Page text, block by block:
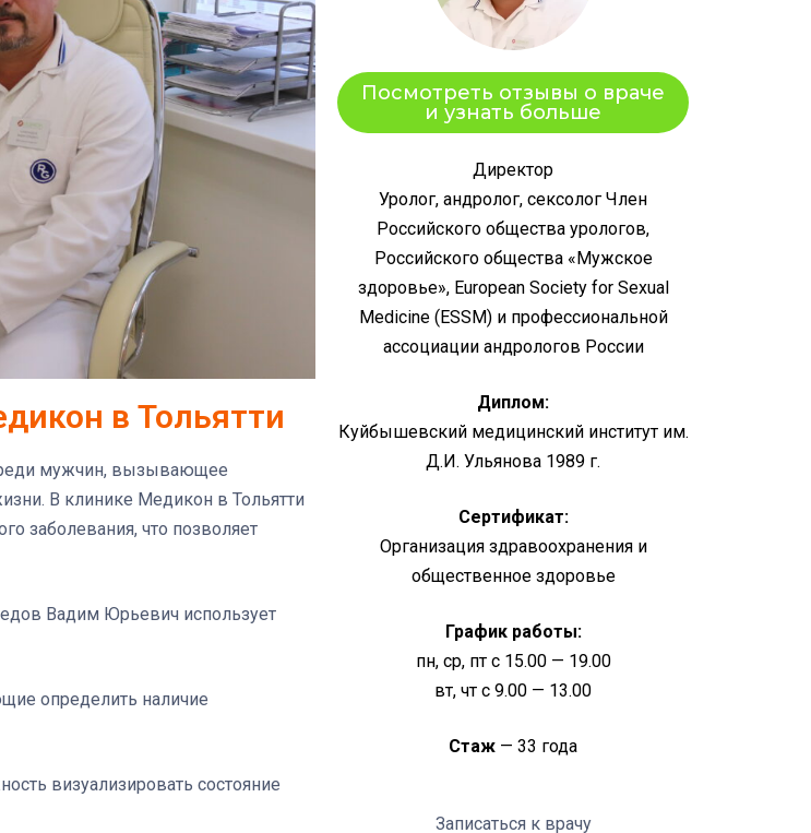
в Тольятти
мужчин, вызывающее
В клинике Медикон в Тольятти
заболевания, что позволяет
Вадим Юрьевич использует
определить наличие
визуализировать состояние
Посмотреть отзывы о враче
и узнать больше
Директор
Уролог, андролог, сексолог Член
Российского общества урологов,
Российского общества «Мужское
здоровье», European Society for Sexual
Medicine (ESSM) и профессиональной
ассоциации андрологов России
Диплом:
Куйбышевский медицинский институт им.
Д.И. Ульянова 1989 г.
Сертификат:
Организация здравоохранения и
общественное здоровье
График работы:
пн, ср, пт с 15.00 — 19.00
вт, чт с 9.00 — 13.00
Стаж — 33 года
Записаться к врачу